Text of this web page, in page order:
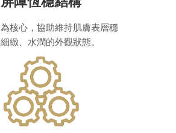
核心，協助維持肌膚表層穩
緻、水潤的外觀狀態。